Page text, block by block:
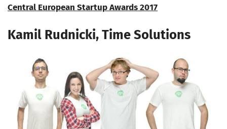
Central European Startup Awards 2017
Kamil Rudnicki, Time Solutions